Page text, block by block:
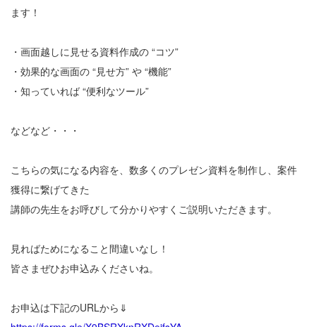
ます！
・画面越しに見せる資料作成の “コツ”
・効果的な画面の “見せ方” や “機能”
・知っていれば “便利なツール”
などなど・・・
こちらの気になる内容を、数多くのプレゼン資料を制作し、案件
獲得に繋げてきた
講師の先生をお呼びして分かりやすくご説明いただきます。
見ればためになること間違いなし！
皆さまぜひお申込みくださいね。
お申込は下記のURLから⇓